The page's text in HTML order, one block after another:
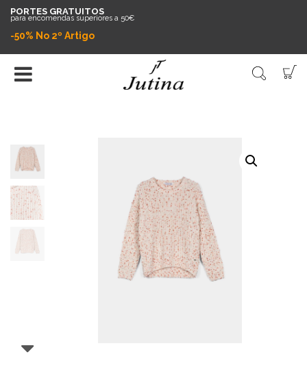
PORTES GRATUITOS
para encomendas superiores a 50€
-50% No 2º Artigo